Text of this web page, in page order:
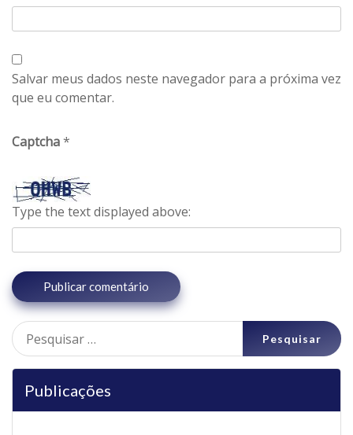
Salvar meus dados neste navegador para a próxima vez
que eu comentar.
Captcha*
Type the text displayed above:
Pesquisar
por:
Publicações